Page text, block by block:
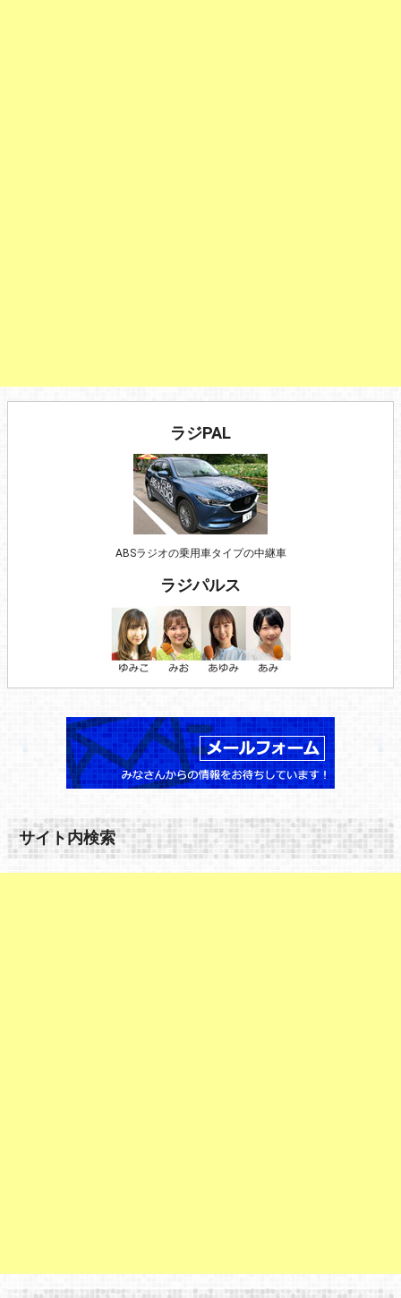
ラジPAL
ABSラジオの乗用車タイプの中継車
ラジパルス
サイト内検索